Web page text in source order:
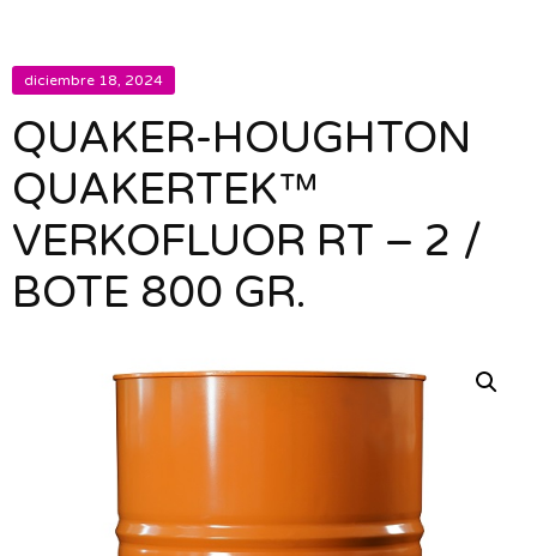
diciembre 18, 2024
QUAKER-HOUGHTON
QUAKERTEK™
VERKOFLUOR RT – 2 /
BOTE 800 GR.